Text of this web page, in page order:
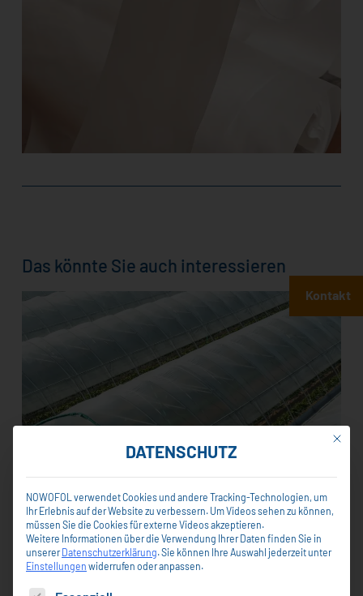
Das könnte Sie auch interessieren
+NOWOGREEN Gewächshäuser
Die professionelle und lichtdurchlässige
Premiumfolie für die Eindeckung Ihrer
Kontakt
Mit
DATENSCHUTZ
NOWOFOL verwendet Cookies und andere Tracking-Technologien, um
Ihr Erlebnis auf der Website zu verbessern. Um Videos sehen zu können,
müssen Sie die Cookies für externe Videos akzeptieren.
Weitere Informationen über die Verwendung Ihrer Daten finden Sie in
unsererDatenschutzerklärung.Sie können Ihre Auswahl jederzeit unter
Einstellungen widerrufen oder anpassen.
Es folgt eine Liste der Service-Gruppen, für die eine